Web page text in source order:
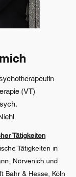
(VT)
Tätigkeiten
Tätigkeiten in
Nörvenich und
Bahr & Hesse, Köln